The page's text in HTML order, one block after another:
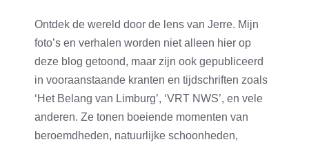
Ontdek de wereld door de lens van Jerre. Mijn
foto’s en verhalen worden niet alleen hier op
deze blog getoond, maar zijn ook gepubliceerd
in vooraanstaande kranten en tijdschriften zoals
‘Het Belang van Limburg’, ‘VRT NWS’, en vele
anderen. Ze tonen boeiende momenten van
beroemdheden, natuurlijke schoonheden,